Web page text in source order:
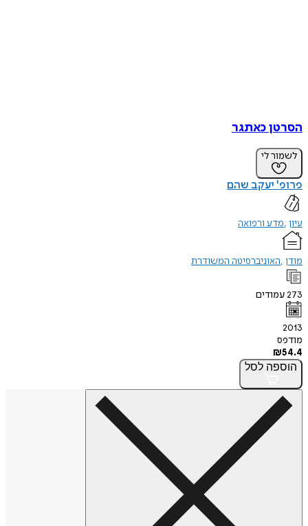
הסרטן כאתגר
לשמור לי
פרופ' יעקב שהם
עיון מדע ורפואה
מודן האוניברסיטה המשודרת
273עמודים
2013
מודפס
₪54.4
הוספה לסל